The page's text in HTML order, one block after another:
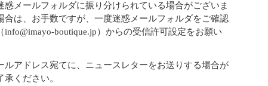
惑メールフォルダに振り分けられている場合がございま
合は、お手数ですが、一度迷惑メールフォルダをご確認
boutique.jp）からの受信許可設定をお願い
ルアドレス宛てに、ニュースレターをお送りする場合が
ください。